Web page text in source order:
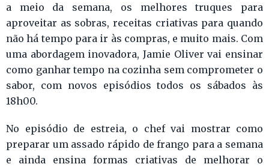
a meio da semana, os melhores truques para
aproveitar as sobras, receitas criativas para quando
não há tempo para ir às compras, e muito mais. Com
uma abordagem inovadora, Jamie Oliver vai ensinar
como ganhar tempo na cozinha sem comprometer o
sabor, com novos episódios todos os sábados às
18h00.
No episódio de estreia, o chef vai mostrar como
preparar um assado rápido de frango para a semana
e ainda ensina formas criativas de melhorar o